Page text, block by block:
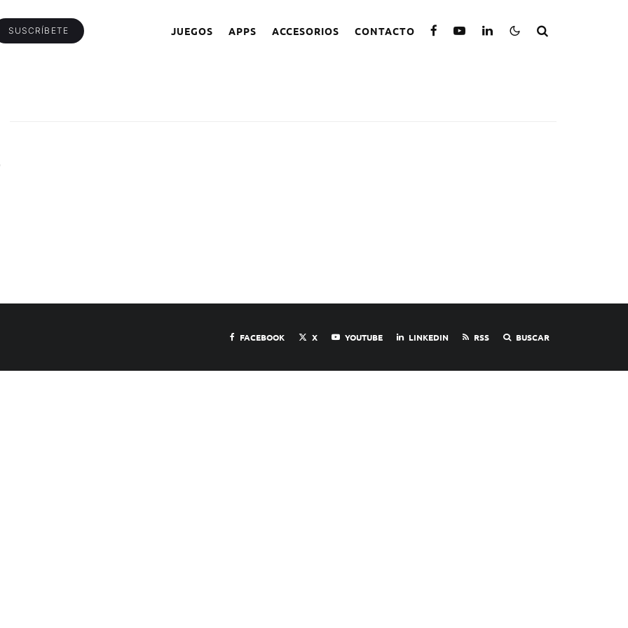
SUSCRÍBETE JUEGOS APPS ACCESORIOS CONTACTO
FACEBOOK X YOUTUBE LINKEDIN RSS BUSCAR